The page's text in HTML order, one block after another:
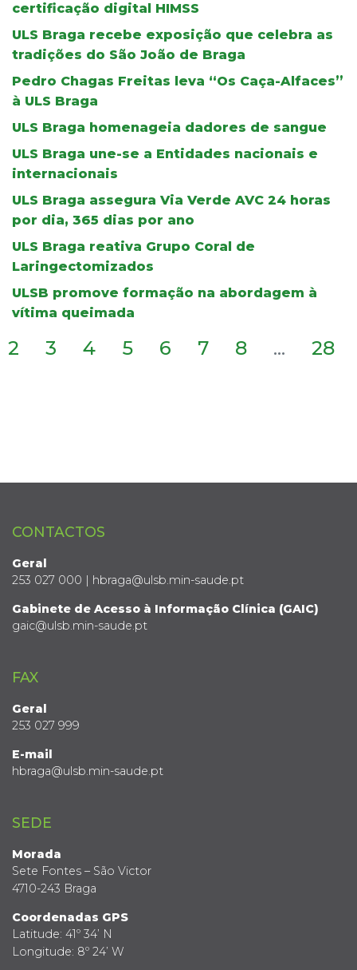
certificação digital HIMSS
ULS Braga recebe exposição que celebra as
tradições do São João de Braga
Pedro Chagas Freitas leva “Os Caça-Alfaces”
à ULS Braga
ULS Braga homenageia dadores de sangue
ULS Braga une-se a Entidades nacionais e
internacionais
ULS Braga assegura Via Verde AVC 24 horas
por dia, 365 dias por ano
ULS Braga reativa Grupo Coral de
Laringectomizados
ULSB promove formação na abordagem à
vítima queimada
2 3 4 5 6 7 8 ... 28
CONTACTOS
Geral
253 027 000 | hbraga@ulsb.min-saude.pt
Gabinete de Acesso à Informação Clínica (GAIC)
gaic@ulsb.min-saude.pt
FAX
Geral
253 027 999
E-mail
hbraga@ulsb.min-saude.pt
SEDE
Morada
Sete Fontes – São Victor
4710-243 Braga
Coordenadas GPS
Latitude: 41º 34’ N
Longitude: 8º 24’ W